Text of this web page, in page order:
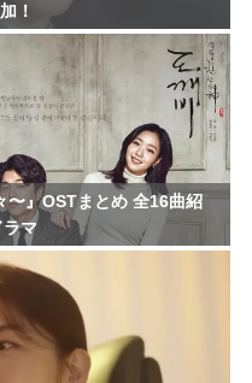
！
〜』OSTまとめ 全16曲紹
マ